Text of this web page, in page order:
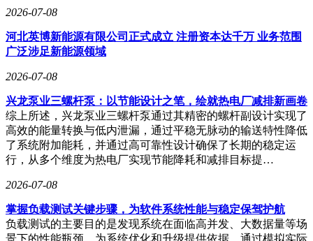
业并非在ERP和WMS中二选一，而是让ERP管理需求，WMS
际库存不一致，将导致管理混乱。许多企业在未部署复杂
WMS之前，会使用低代码工具搭建中间系统，如用表单统一
库”环节，用扫码和数据表实现基础库位管理，用看板实时同
步库存变化。这一中间系统的价值在于填补ERP与仓库现场之
间的断层，对于中小制造企业和电商仓储尤为重要，确保货、
账、动作一致。
2026-07-08
河北英博新能源有限公司正式成立 注册资本达千万 业务范围
广泛涉足新能源领域
2026-07-08
兴龙泵业三螺杆泵：以节能设计之笔，绘就热电厂减排新画卷
综上所述，兴龙泵业三螺杆泵通过其精密的螺杆副设计实现了
高效的能量转换与低内泄漏，通过平稳无脉动的输送特性降低
了系统附加能耗，并通过高可靠性设计确保了长期的稳定运
行，从多个维度为热电厂实现节能降耗和减排目标提…
2026-07-08
掌握负载测试关键步骤，为软件系统性能与稳定保驾护航
负载测试的主要目的是发现系统在面临高并发、大数据量等场
景下的性能瓶颈，为系统优化和升级提供依据。通过模拟实际